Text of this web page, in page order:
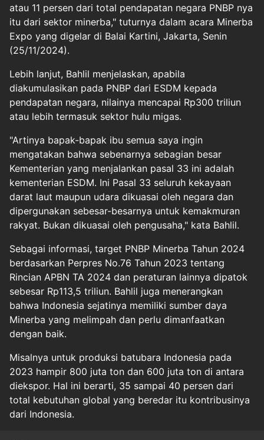
atau 11 persen dari total pendapatan negara PNBP nya
itu dari sektor minerba," tuturnya dalam acara Minerba
Expo yang digelar di Balai Kartini, Jakarta, Senin
(25/11/2024).
Lebih lanjut, Bahlil menjelaskan, apabila
diakumulasikan pada PNBP dari ESDM kepada
pendapatan negara, nilainya mencapai Rp300 triliun
atau lebih termasuk sektor hulu migas.
"Artinya bapak-bapak ibu semua saya ingin
mengatakan bahwa sebenarnya sebagian besar
Kementerian yang menjalankan pasal 33 ini adalah
kementerian ESDM. Ini Pasal 33 seluruh kekayaan
darat laut maupun udara dikuasai oleh negara dan
dipergunakan sebesar-besarnya untuk kemakmuran
rakyat. Bukan dikuasai oleh pengusaha," kata Bahlil.
Sebagai informasi, target PNBP Minerba Tahun 2024
berdasarkan Perpres No.76 Tahun 2023 tentang
Rincian APBN TA 2024 dan peraturan lainnya dipatok
sebesar Rp113,5 triliun. Bahlil juga menerangkan
bahwa Indonesia sejatinya memiliki sumber daya
Minerba yang melimpah dan perlu dimanfaatkan
dengan baik.
Misalnya untuk produksi batubara Indonesia pada
2023 hampir 800 juta ton dan 600 juta ton di antara
diekspor. Hal ini berarti, 35 sampai 40 persen dari
total kebutuhan global yang beredar itu kontribusinya
dari Indonesia.